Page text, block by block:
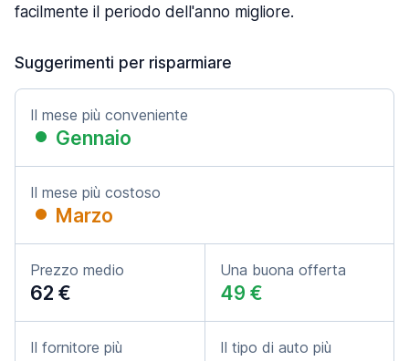
facilmente il periodo dell'anno migliore.
Suggerimenti per risparmiare
Il mese più conveniente
Gennaio
Il mese più costoso
Marzo
Prezzo medio
62 €
Una buona offerta
49 €
Il fornitore più
Il tipo di auto più